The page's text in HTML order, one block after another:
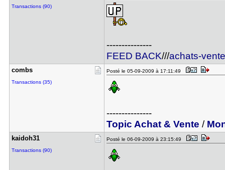
Transactions (90)
---------------
FEED BACK///achats-
combs
Transactions (35)
Posté le 05-09-2009 à 17:11:49
---------------
Topic Achat & Vente /
kaidoh31
Transactions (90)
Posté le 06-09-2009 à 23:15:49